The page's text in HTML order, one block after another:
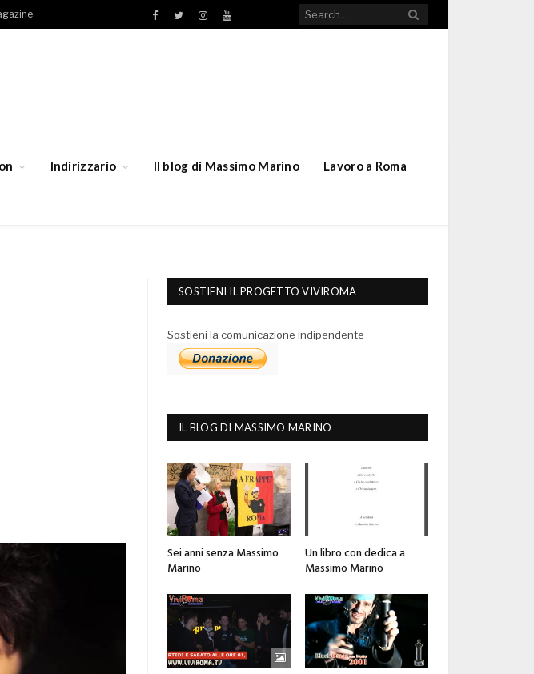
Facebook
TwitterInstagramYouTube
Indirizzario Il blog di Massimo Marino Lavoro a Roma
SOSTIENI IL PROGETTO VIVIROMA
Sostieni la comunicazione indipendente
IL BLOG DI MASSIMO MARINO
Sei anni senza Massimo
Marino
Un libro con dedica a
Massimo Marino